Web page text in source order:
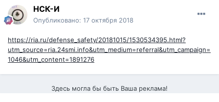
НСК-И
Опубликовано: 17 октября 2018
https://ria.ru/defense_safety/20181015/1530534395.html?
utm_source=ria.24smi.info&utm_medium=referral&utm_campaign=
1046&utm_content=1891276
Здесь могла бы быть Ваша реклама!